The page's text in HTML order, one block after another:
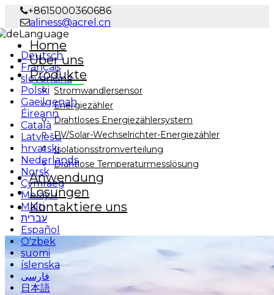
+8615000360686
aliness@acrel.cn
Language
Deutsch
Français
slovenčina
Polski
Gaeilgenah
Éireann
Català
Latviešu
hrvatski
Nederlands
Norsk
Cymraeg
Melayu
Malti
עברית
Español
O'zbek
suomi
íslenska
فارسی
日本語
Home
Über uns
Produkte
Stromwandlersensor
Energiezähler
Drahtloses Energiezählersystem
PV/Solar-Wechselrichter-Energiezähler
Isolationsstromverteilung
Drahtlose Temperaturmesslösung
Anwendung
Lösungen
Kontaktiere uns